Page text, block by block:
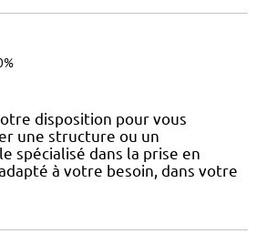
disposition pour vous
une structure ou un
spécialisé dans la prise en
à votre besoin, dans votre